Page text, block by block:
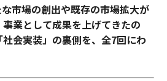
市場の創出や既存の市場拡大が
業として成果を上げてきたの
会実装」の裏側を、全7回にわ